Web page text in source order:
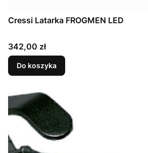
Cressi Latarka FROGMEN LED
Cena
342,00 zł
Do koszyka